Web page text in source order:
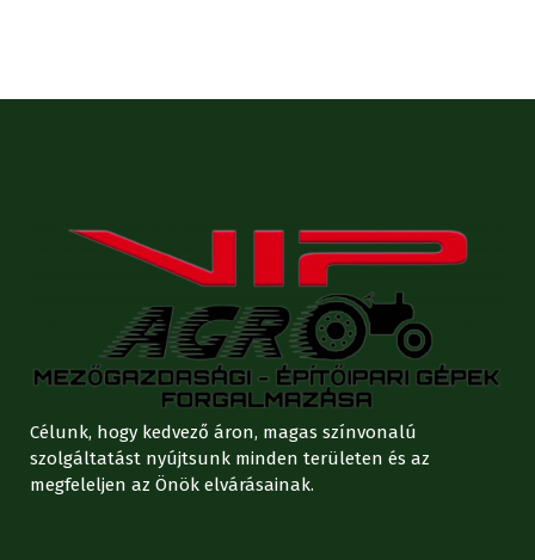
Célunk, hogy kedvező áron, magas színvonalú
szolgáltatást nyújtsunk minden területen és az
megfeleljen az Önök elvárásainak.